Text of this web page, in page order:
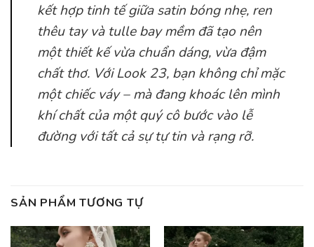
kết hợp tinh tế giữa satin bóng nhẹ, ren
thêu tay và tulle bay mềm đã tạo nên
một thiết kế vừa chuẩn dáng, vừa đậm
chất thơ. Với Look 23, bạn không chỉ mặc
một chiếc váy – mà đang khoác lên mình
khí chất của một quý cô bước vào lễ
đường với tất cả sự tự tin và rạng rỡ.
SẢN PHẨM TƯƠNG TỰ